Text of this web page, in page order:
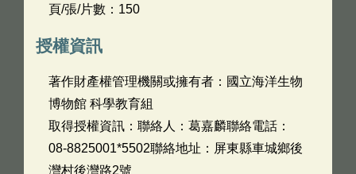
頁/張/片數：150
授權資訊
著作財產權管理機關或擁有者：國立海洋生物
博物館 科學教育組
取得授權資訊：聯絡人：葛嘉麟聯絡電話：
08-8825001*5502聯絡地址：屏東縣車城鄉後
灣村後灣路2號